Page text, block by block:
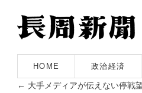
HOME 政治経済
← 大手メディアが伝えない停